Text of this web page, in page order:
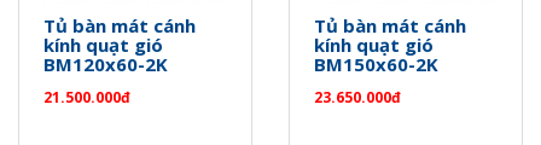
Tủ bàn mát cánh
kính quạt gió
BM120x60-2K
21.500.000đ
Tủ bàn mát cánh
kính quạt gió
BM150x60-2K
23.650.000đ